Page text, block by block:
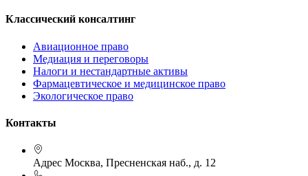
Классический консалтинг
Авиационное право
Медиация и переговоры
Налоги и нестандартные активы
Фармацевтическое и медицинское право
Экологическое право
Контакты
Адрес Москва, Пресненская наб., д. 12